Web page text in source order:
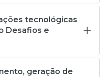
tecnológicas
Desafios e
geração de